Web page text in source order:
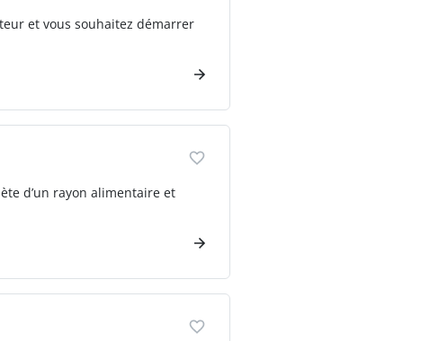
et vous souhaitez démarrer
d’un rayon alimentaire et